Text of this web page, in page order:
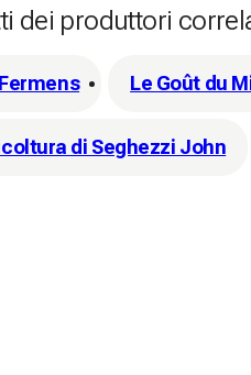
dei produttori
Le Goût du
di Seghezzi John